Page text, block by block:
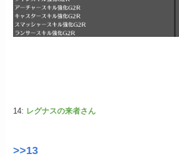
14: レグナスの来者さん
>>13